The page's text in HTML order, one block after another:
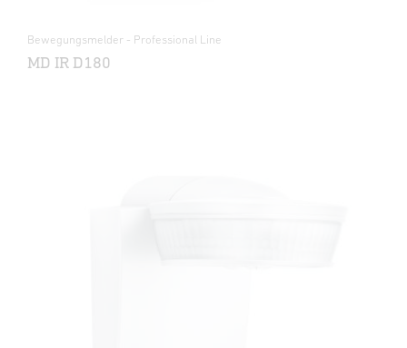
Bewegungsmelder - Professional Line
MD IR D180